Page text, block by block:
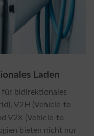
Laden
für bidirektionales
V2H (Vehicle-to-
V2X (Vehicle-to-
bieten nicht nur